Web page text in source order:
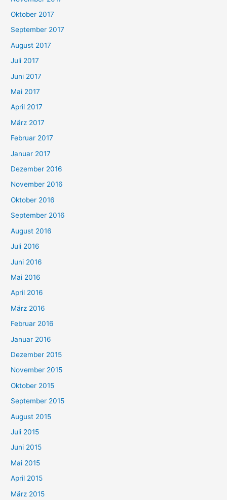
Oktober 2017
September 2017
August 2017
Juli 2017
Juni 2017
Mai 2017
April 2017
März 2017
Februar 2017
Januar 2017
Dezember 2016
November 2016
Oktober 2016
September 2016
August 2016
Juli 2016
Juni 2016
Mai 2016
April 2016
März 2016
Februar 2016
Januar 2016
Dezember 2015
November 2015
Oktober 2015
September 2015
August 2015
Juli 2015
Juni 2015
Mai 2015
April 2015
März 2015